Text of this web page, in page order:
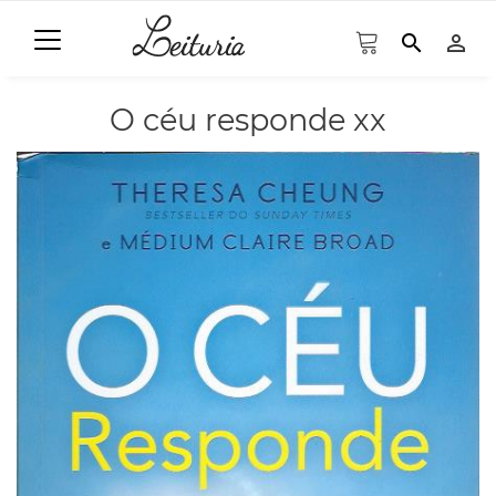
search person_outline
O céu responde xx